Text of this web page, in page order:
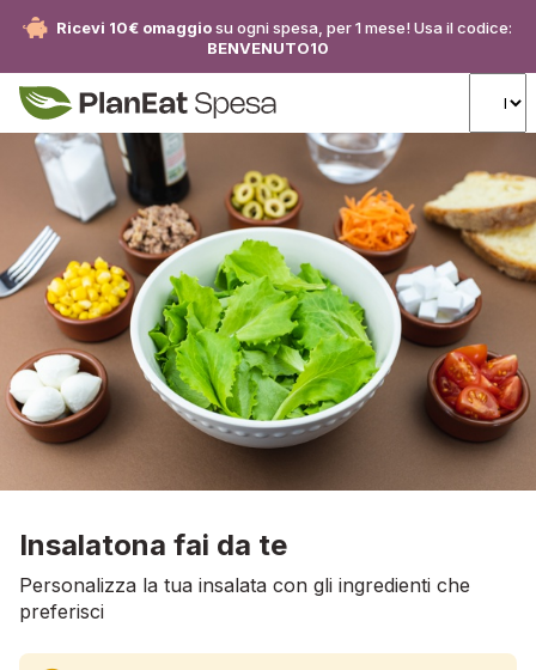
Ricevi 10€ omaggiosu ogni spesa, per 1 mese! Usa il codice:
BENVENUTO10
Insalatona fai da te
Personalizza la tua insalata con gli ingredienti che
preferisci